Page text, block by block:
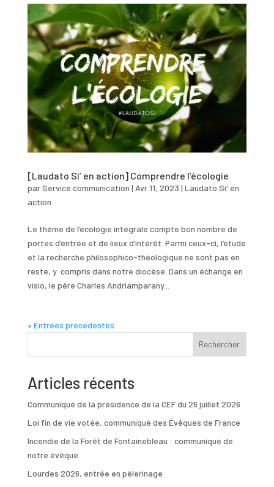
[Laudato Si’ en action] Comprendre l’écologie
parService communication | Avr 11, 2023 | Laudato Si' en
action
Le thème de l’écologie intégrale compte bon nombre de
portes d’entrée et de lieux d’intérêt. Parmi ceux-ci, l’étude
et la recherche philosophico-théologique ne sont pas en
reste, y compris dans notre diocèse. Dans un échange en
visio, le père Charles Andriamparany...
« Entrées précédentes
Rechercher
Articles récents
Communiqué de la présidence de la CEF du 26 juillet 2026
Loi fin de vie votée, communiqué des Évêques de France
Incendie de la Forêt de Fontainebleau : communiqué de
notre évêque
Lourdes 2026, entrée en pèlerinage